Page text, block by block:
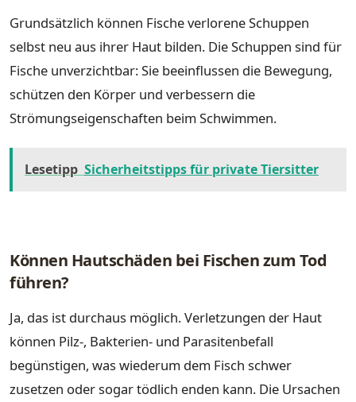
Grundsätzlich können Fische verlorene Schuppen
selbst neu aus ihrer Haut bilden. Die Schuppen sind für
Fische unverzichtbar: Sie beeinflussen die Bewegung,
schützen den Körper und verbessern die
Strömungseigenschaften beim Schwimmen.
Lesetipp Sicherheitstipps für private Tiersitter
Können Hautschäden bei Fischen zum Tod
führen?
Ja, das ist durchaus möglich. Verletzungen der Haut
können Pilz-, Bakterien- und Parasitenbefall
begünstigen, was wiederum dem Fisch schwer
zusetzen oder sogar tödlich enden kann. Die Ursachen